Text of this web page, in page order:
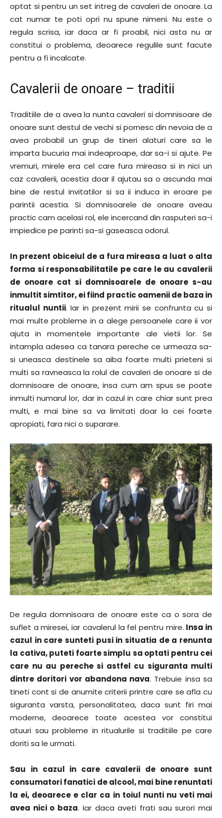
optat si pentru un set intreg de cavaleri de onoare. La
cat numar te poti opri nu spune nimeni. Nu este o
regula scrisa, iar daca ar fi proabil, nici asta nu ar
constitui o problema, deoarece regulile sunt facute
pentru a fi incalcate.
Cavalerii de onoare – traditii
Traditiile de a avea la nunta cavaleri si domnisoare de
onoare sunt destul de vechi si pornesc din nevoia de a
avea probabil un grup de tineri alaturi care sa le
imparta bucuria mai indeaproape, dar sa-i si ajute. Pe
vremuri, mirele era cel care fura mireasa si in nici un
caz cavalerii, acestia doar il ajutau sa o ascunda mai
bine de restul invitatilor si sa ii induca in eroare pe
parintii acestia. Si domnisoarele de onoare aveau
practic cam acelasi rol, ele incercand din rasputeri sa-i
impiedice pe parinti sa-si gaseasca odorul.
In prezent obiceiul de a fura mireasa a luat o alta
forma si responsabilitatile pe care le au cavalerii
de onoare cat si domnisoarele de onoare s-au
inmultit simtitor, ei fiind practic oamenii de baza in
ritualul nuntii. Iar in prezent mirii se confrunta cu si
mai multe probleme in a alege persoanele care ii vor
ajuta in momentele importante ale vietii lor. Se
intampla adesea ca tanara pereche ce urmeaza sa-
si uneasca destinele sa aiba foarte multi prieteni si
multi sa ravneasca la rolul de cavaleri de onoare si de
domnisoare de onoare, insa cum am spus se poate
inmulti numarul lor, dar in cazul in care chiar sunt prea
multi, e mai bine sa va limitati doar la cei foarte
apropiati, fara nici o suparare.
De regula domnisoara de onoare este ca o sora de
suflet a miresei, iar cavalerul la fel pentru mire. Insa in
cazul in care sunteti pusi in situatia de a renunta
la cativa, puteti foarte simplu sa optati pentru cei
care nu au pereche si astfel cu siguranta multi
dintre doritori vor abandona nava. Trebuie insa sa
tineti cont si de anumite criterii printre care se afla cu
siguranta varsta, personalitatea, daca sunt firi mai
moderne, deoarece toate acestea vor constitui
atuuri sau probleme in ritualurile si traditiile pe care
doriti sa le urmati.
Sau in cazul in care cavalerii de onoare sunt
consumatori fanatici de alcool, mai bine renuntati
la ei, deoarece e clar ca in toiul nunti nu veti mai
avea nici o baza. Iar daca aveti frati sau surori mai